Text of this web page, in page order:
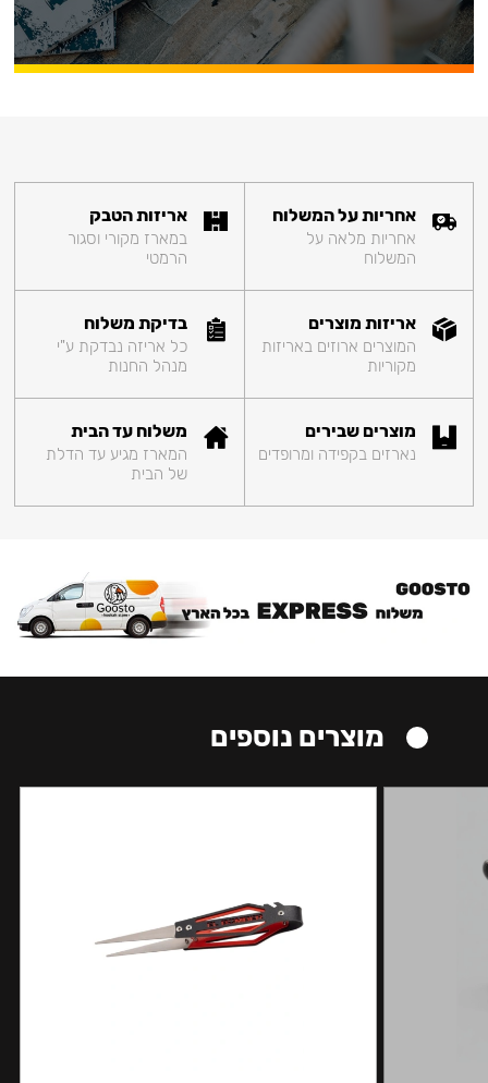
אחריות על המשלוח
אחריות מלאה על
המשלוח
אריזות הטבק
במארז מקורי וסגור
הרמטי
אריזות מוצרים
המוצרים ארוזים באריזות
מקוריות
בדיקת משלוח
כל אריזה נבדקת ע"י
מנהל החנות
מוצרים שבירים
נארזים בקפידה ומרופדים
משלוח עד הבית
המארז מגיע עד הדלת
של הבית
מוצרים נוספים